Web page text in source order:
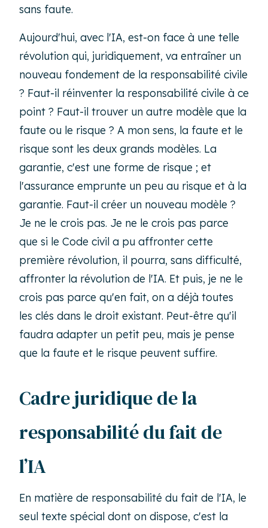
sans faute.
Aujourd'hui, avec l'IA, est-on face à une telle
révolution qui, juridiquement, va entraîner un
nouveau fondement de la responsabilité civile
? Faut-il réinventer la responsabilité civile à ce
point ? Faut-il trouver un autre modèle que la
faute ou le risque ? A mon sens, la faute et le
risque sont les deux grands modèles. La
garantie, c'est une forme de risque ; et
l'assurance emprunte un peu au risque et à la
garantie. Faut-il créer un nouveau modèle ?
Je ne le crois pas. Je ne le crois pas parce
que si le Code civil a pu affronter cette
première révolution, il pourra, sans difficulté,
affronter la révolution de l'IA. Et puis, je ne le
crois pas parce qu'en fait, on a déjà toutes
les clés dans le droit existant. Peut-être qu'il
faudra adapter un petit peu, mais je pense
que la faute et le risque peuvent suffire.
Cadre juridique de la
responsabilité du fait de
l’IA
En matière de responsabilité du fait de l'IA, le
seul texte spécial dont on dispose, c'est la